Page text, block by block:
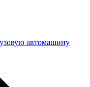
автомашину